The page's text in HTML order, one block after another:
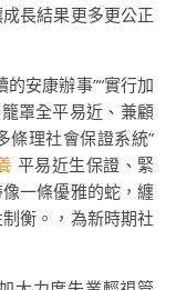
長結果更多更公正
安康辦事”“實行加
罩全平易近、兼顧
條理社會保證系統”
平易近生保證、緊
一條優雅的蛇，纏
衡。，為新時期社